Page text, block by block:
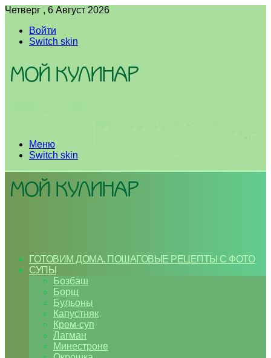
Четверг , 6 Август 2026
Войти
Switch skin
Меню
Switch skin
ГОТОВИМ ДОМА. ПОШАГОВЫЕ РЕЦЕПТЫ С ФОТО
СУПЫ
Бозбаш
Борщ
Бульоны
Капустняк
Крем-суп
Лагман
Минестроне